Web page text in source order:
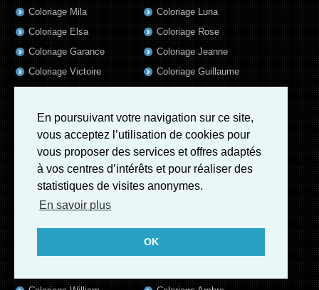
En poursuivant votre navigation sur ce site,
vous acceptez l’utilisation de cookies pour
vous proposer des services et offres adaptés
à vos centres d’intérêts et pour réaliser des
statistiques de visites anonymes.
En savoir plus
OK
Coloriage Mila
Coloriage Elsa
Coloriage Garance
Coloriage Victoire
Coloriage Louis
Coloriage Eleonore
Coloriage Ava
Coloriage Simon
Coloriage Julien
Coloriage Lina
Coloriage Nina
Coloriage Luna
Coloriage Rose
Coloriage Jeanne
Coloriage Guillaume
Coloriage Salome
Coloriage Matteo
Coloriage Ulysse
Coloriage Martin
Coloriage Alicia
Coloriage Felix